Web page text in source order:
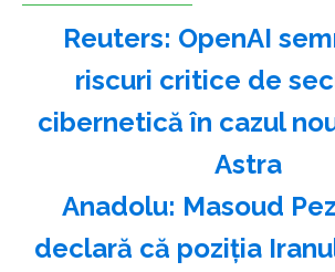
Reuters: OpenAI
riscuri critice de
cibernetică în cazul
Astra
Anadolu: Masoud
declară că poziţia